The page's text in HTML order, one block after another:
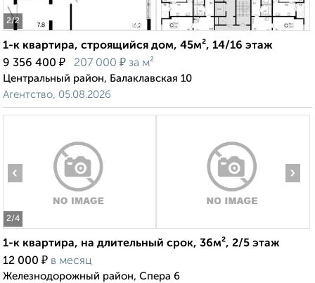
2/2
1-к квартира, строящийся дом, 45м², 14/16 этаж
9 356 400 ₽ 207 000 ₽ за м²
Центральный район, Балаклавская 10
Агентство, 05.08.2026
2/4
‹ ›
1-к квартира, на длительный срок, 36м², 2/5 этаж
12 000 ₽ в месяц
Железнодорожный район, Спера 6